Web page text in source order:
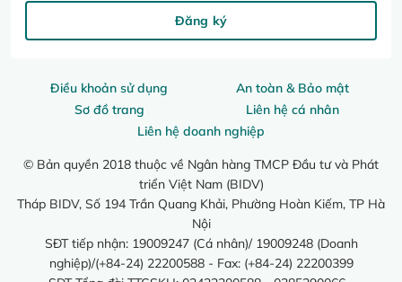
Điều khoản sử dụng
An toàn & Bảo mật
Sơ đồ trang
Liên hệ cá nhân
Liên hệ doanh nghiệp
© Bản quyền 2018 thuộc về Ngân hàng TMCP Đầu tư và Phát
triển Việt Nam (BIDV)
Tháp BIDV, Số 194 Trần Quang Khải, Phường Hoàn Kiếm, TP Hà
Nội
SĐT tiếp nhận: 19009247 (Cá nhân)/ 19009248 (Doanh
nghiệp)/(+84-24) 22200588 - Fax: (+84-24) 22200399
Đăng ký